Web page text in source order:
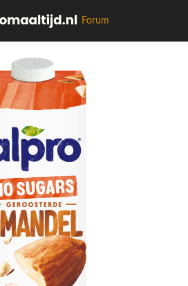
Forum